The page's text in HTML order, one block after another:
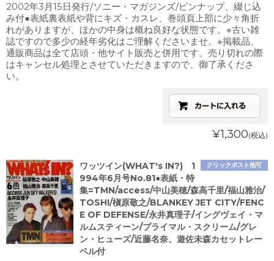
2002年3月15日発行/ソニー・マガジンズ/ピンナップ、綴じ込
み付●表紙裏表紙や背にキズ・カスレ、巻頭頁上部に少々角折
れがありますが、ほかの中身は概ね良好な状態です。※古い雑
誌ですので多少の経年劣化はご理解くださいませ。※掲載品、
通販商品は全て店頭・他サイト販売と併用です。売り切れの際
はキャンセル処理とさせていただきますので、御了承くださ
い。
¥1,300(税込)
クリックポスト他可
ワッツイン(WHAT's IN?) 1
994年6月号No.81●表紙・特
集=TMN/access/中山美穂/森高千里/福山雅治/
TOSHI/槇原敬之/BLANKEY JET CITY/FENC
E OF DEFENSE/永井真理子/イングヴェイ・マ
ルムスティーン/プライマル・スクリーム/グレ
ン・ヒューズ/近藤名奈、遊佐未森カセットレー
ベル付